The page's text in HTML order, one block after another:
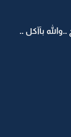
بآآكل ..